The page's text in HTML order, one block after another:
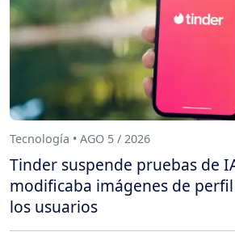
Tecnología • AGO 5 / 2026
Tinder suspende pruebas de
modificaba imágenes de
los usuarios